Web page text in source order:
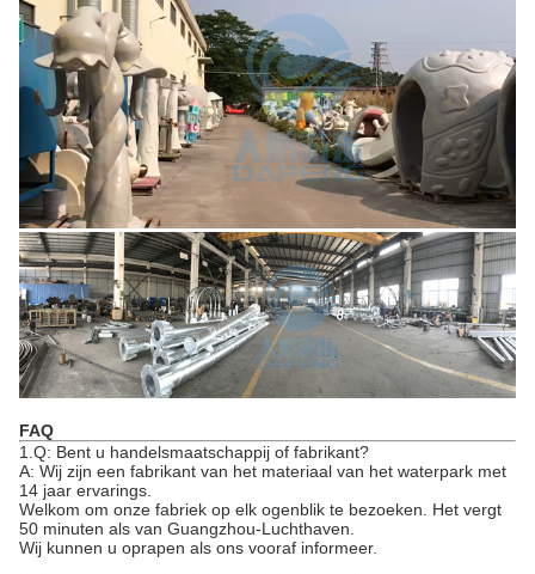
FAQ
1.Q: Bent u handelsmaatschappij of fabrikant?
A: Wij zijn een fabrikant van het materiaal van het waterpark met
14 jaar ervarings.
Welkom om onze fabriek op elk ogenblik te bezoeken. Het vergt
50 minuten als van Guangzhou-Luchthaven.
Wij kunnen u oprapen als ons vooraf informeer.